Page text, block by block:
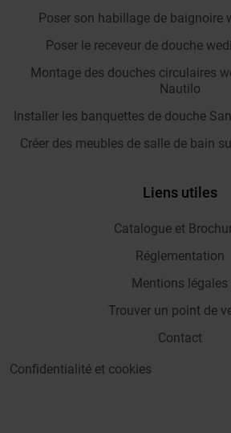
Poser son habillage de baignoire
Poser le receveur de douche
Montage des douches circulaires
Nautilo
Installer les banquettes de douche
Créer des meubles de salle de bain
Liens utiles
Catalogue et
Réglementation
Mentions légales
Trouver un point de
Contact
Confidentialité et cookies